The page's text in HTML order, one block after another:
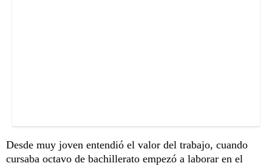
Desde muy joven entendió el valor del trabajo, cuando
cursaba octavo de bachillerato empezó a laborar en el